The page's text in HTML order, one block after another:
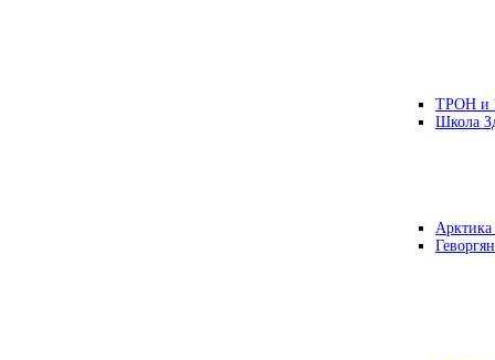
ТРОН и
Школа